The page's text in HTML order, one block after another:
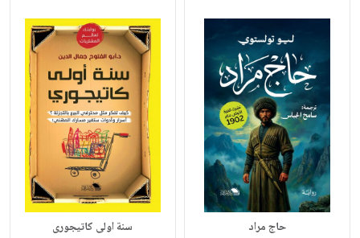
حاج مراد سنة اولى كاتيجورى